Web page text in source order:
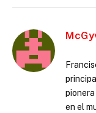
en el